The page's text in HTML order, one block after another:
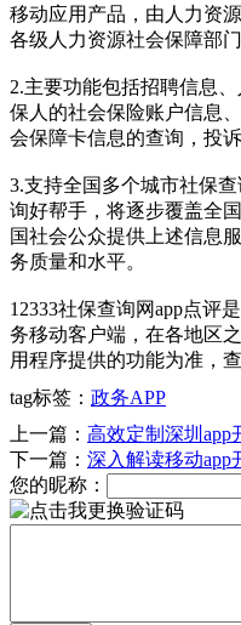
移动应用产品，由人力资
各级人力资源社会保障部门
2.主要功能包括招聘信息
保人的社会保险账户信息
会保障卡信息的查询，投
3.支持全国多个城市社保
询好帮手，将逐步覆盖全
国社会公众提供上述信息
务质量和水平。
12333社保查询网app点评
务移动客户端，在各地区
用程序提供的功能为准，
tag标签： 政务APP
上一篇： 高效定制深圳app
下一篇： 深入解读移动app
您的昵称：